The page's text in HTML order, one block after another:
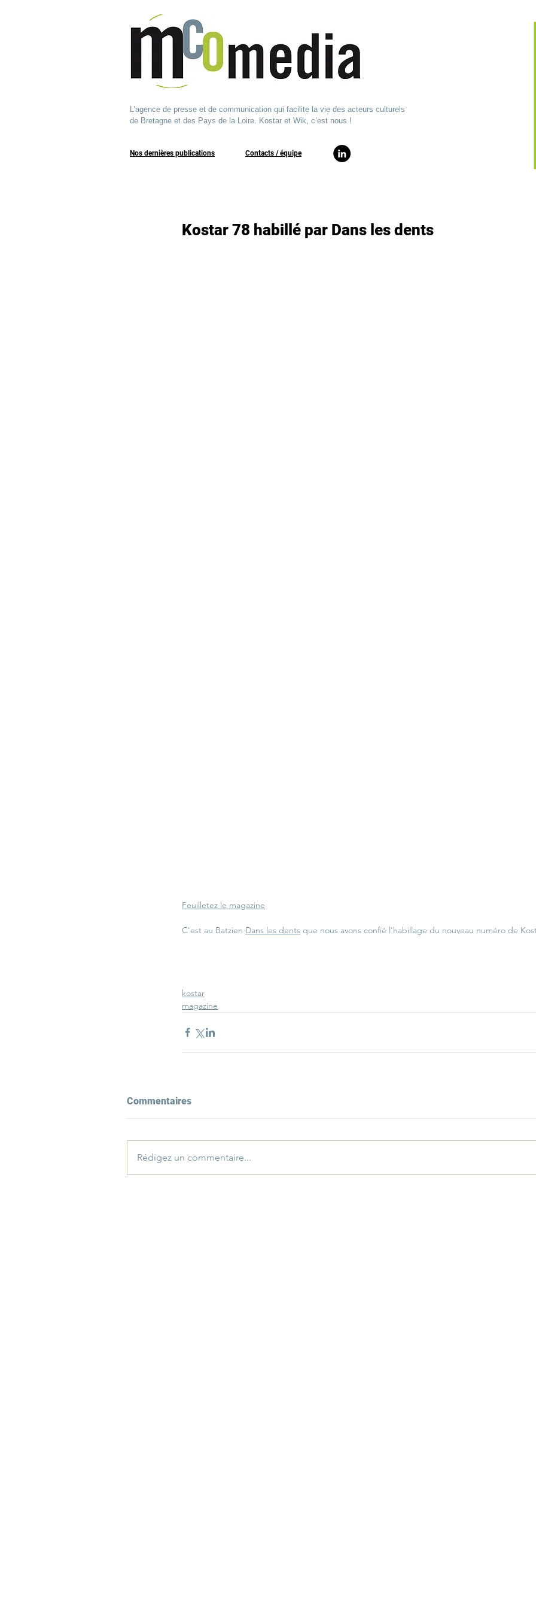
L’agence de presse et de communication qui facilite la vie des acteurs culturels
de Bretagne et des Pays de la Loire. Kostar et Wik, c’est nous !
Nos dernières publications ​Contacts / équipe​
Kostar 78 habillé par Dans les dents
Feuilletez le magazine
C'est au Batzien Dans les dents que nous avons confié l'habillage du nouveau numéro de
kostar
magazine
Commentaires
Rédigez un commentaire...